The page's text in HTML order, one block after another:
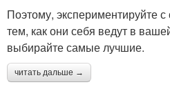
Поэтому, экспериментируйте
тем, как они себя ведут в
выбирайте самые лучшие.
читать дальше →